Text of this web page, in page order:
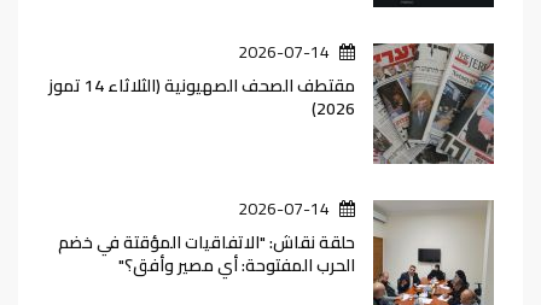
2026-07-14
مقتطف الصحف الصهيونية (الثلاثاء 14 تموز
2026)
2026-07-14
حلقة نقاش: "الاتفاقيات المؤقتة في خضم
الحرب المفتوحة: أي مصير وأفق؟"